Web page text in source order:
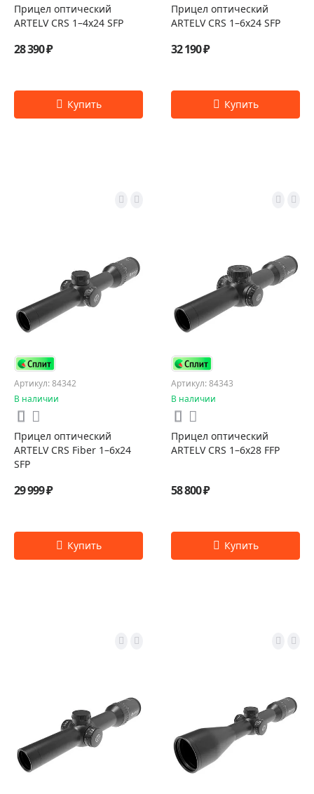
Прицел оптический
ARTELV CRS 1–4x24 SFP
28 390 ₽
Прицел оптический
ARTELV CRS 1–6x24 SFP
32 190 ₽
Артикул: 84342
В наличии
Прицел оптический
ARTELV CRS Fiber 1–6x24
SFP
29 999 ₽
Артикул: 84343
В наличии
Прицел оптический
ARTELV CRS 1–6x28 FFP
58 800 ₽